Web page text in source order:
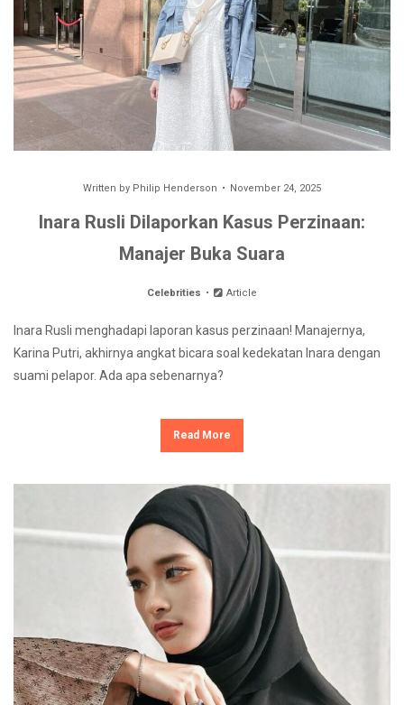
Written by Philip Henderson November 24, 2025
Inara Rusli Dilaporkan Kasus Perzinaan:
Manajer Buka Suara
Celebrities Article
Inara Rusli menghadapi laporan kasus perzinaan! Manajernya,
Karina Putri, akhirnya angkat bicara soal kedekatan Inara dengan
suami pelapor. Ada apa sebenarnya?
Read More